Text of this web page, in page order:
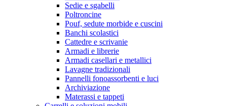
Sedie e sgabelli
Poltroncine
Pouf, sedute morbide e cuscini
Banchi scolastici
Cattedre e scrivanie
Armadi e librerie
Armadi casellari e metallici
Lavagne tradizionali
Pannelli fonoassorbenti e luci
Archiviazione
Materassi e tappeti